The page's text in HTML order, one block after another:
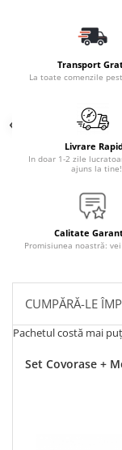
Transport
La toate comenzile
Livrare
In doar 1-2 zile
ajuns la tine!
Calitate
Promisiunea noastră:
CUMPĂRĂ-LE
Pachetul costă mai
Set Covorase +